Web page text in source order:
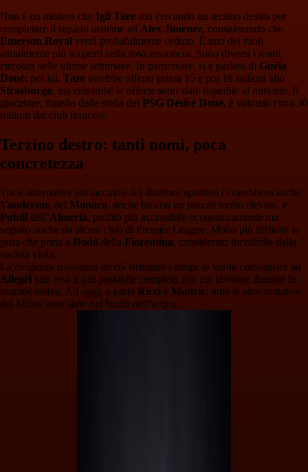
Non è un mistero che Igli Tare stia cercando un terzino destro per
completare il reparto insieme ad Alex Jimenez, considerando che
Emerson Royal verrà probabilmente ceduto. È uno dei ruoli
attualmente più scoperti nella rosa rossonera. Sono diversi i nomi
circolati nelle ultime settimane. In particolare, si è parlato di Guéla
Doué: per lui, Tare avrebbe offerto prima 15 e poi 18 milioni allo
Strasburgo, ma entrambe le offerte sono state rispedite al mittente. Il
giocatore, fratello della stella del PSG Désiré Doué, è valutato circa 30
milioni dal club francese.
Terzino destro: tanti nomi, poca
concretezza
Tra le alternative sul taccuino del direttore sportivo ci sarebbero anche
Vanderson del Monaco, anche lui con un prezzo molto elevato, e
Pubill dell’Almeria, profilo più accessibile economicamente ma
seguito anche da alcuni club di Premier League. Molto più difficile la
pista che porta a Dodô della Fiorentina, considerato incedibile dalla
società viola.
La dirigenza rossonera dovrà stringere i tempi se vuole consegnare ad
Allegri una rosa il più possibile completa con cui lavorare durante la
tournée estiva. Ad oggi, a parte Ricci e Modric, tutte le altre trattative
del Milan sono state dei buchi nell’acqua.